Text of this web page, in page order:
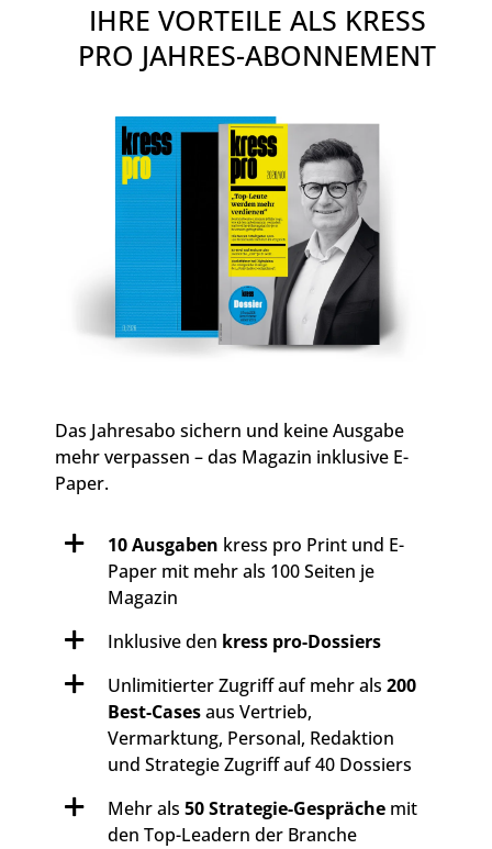
IHRE VORTEILE ALS KRESS
PRO JAHRES-ABONNEMENT
Das Jahresabo sichern und keine Ausgabe
mehr verpassen – das Magazin inklusive E-
Paper.
10 Ausgaben kress pro Print und E-
Paper mit mehr als 100 Seiten je
Magazin
Inklusive den kress pro-Dossiers
Unlimitierter Zugriff auf mehr als 200
Best-Casesaus Vertrieb,
Vermarktung, Personal, Redaktion
und Strategie Zugriff auf 40 Dossiers
Mehr als 50 Strategie-Gespräche mit
den Top-Leadern der Branche